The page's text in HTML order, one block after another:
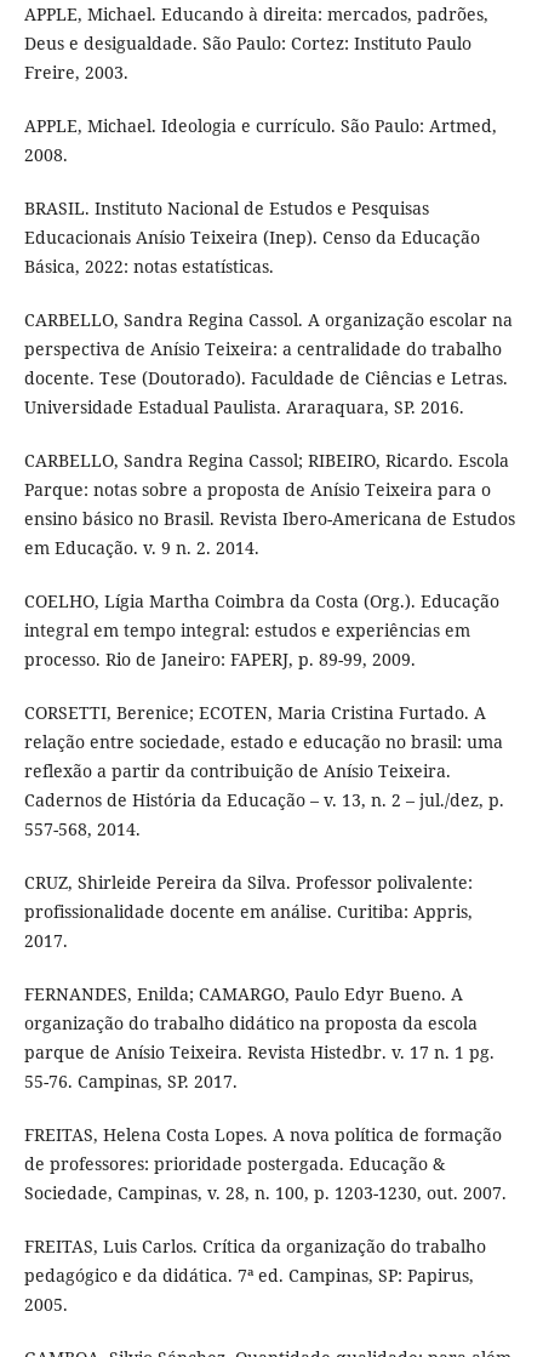
APPLE, Michael. Educando à direita: mercados, padrões,
Deus e desigualdade. São Paulo: Cortez: Instituto Paulo
Freire, 2003.
APPLE, Michael. Ideologia e currículo. São Paulo: Artmed,
2008.
BRASIL. Instituto Nacional de Estudos e Pesquisas
Educacionais Anísio Teixeira (Inep). Censo da Educação
Básica, 2022: notas estatísticas.
CARBELLO, Sandra Regina Cassol. A organização escolar na
perspectiva de Anísio Teixeira: a centralidade do trabalho
docente. Tese (Doutorado). Faculdade de Ciências e Letras.
Universidade Estadual Paulista. Araraquara, SP. 2016.
CARBELLO, Sandra Regina Cassol; RIBEIRO, Ricardo. Escola
Parque: notas sobre a proposta de Anísio Teixeira para o
ensino básico no Brasil. Revista Ibero-Americana de Estudos
em Educação. v. 9 n. 2. 2014.
COELHO, Lígia Martha Coimbra da Costa (Org.). Educação
integral em tempo integral: estudos e experiências em
processo. Rio de Janeiro: FAPERJ, p. 89-99, 2009.
CORSETTI, Berenice; ECOTEN, Maria Cristina Furtado. A
relação entre sociedade, estado e educação no brasil: uma
reflexão a partir da contribuição de Anísio Teixeira.
Cadernos de História da Educação – v. 13, n. 2 – jul./dez, p.
557-568, 2014.
CRUZ, Shirleide Pereira da Silva. Professor polivalente:
profissionalidade docente em análise. Curitiba: Appris,
2017.
FERNANDES, Enilda; CAMARGO, Paulo Edyr Bueno. A
organização do trabalho didático na proposta da escola
parque de Anísio Teixeira. Revista Histedbr. v. 17 n. 1 pg.
55-76. Campinas, SP. 2017.
FREITAS, Helena Costa Lopes. A nova política de formação
de professores: prioridade postergada. Educação &
Sociedade, Campinas, v. 28, n. 100, p. 1203-1230, out. 2007.
FREITAS, Luis Carlos. Crítica da organização do trabalho
pedagógico e da didática. 7ª ed. Campinas, SP: Papirus,
2005.